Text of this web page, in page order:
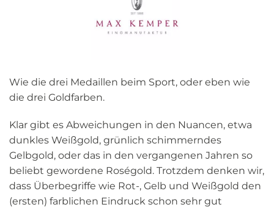
Wie die drei Medaillen beim Sport, oder eben wie
die drei Goldfarben.
Klar gibt es Abweichungen in den Nuancen, etwa
dunkles Weißgold, grünlich schimmerndes
Gelbgold, oder das in den vergangenen Jahren so
beliebt gewordene Roségold. Trotzdem denken wir,
dass Überbegriffe wie Rot-, Gelb und Weißgold den
(ersten) farblichen Eindruck schon sehr gut